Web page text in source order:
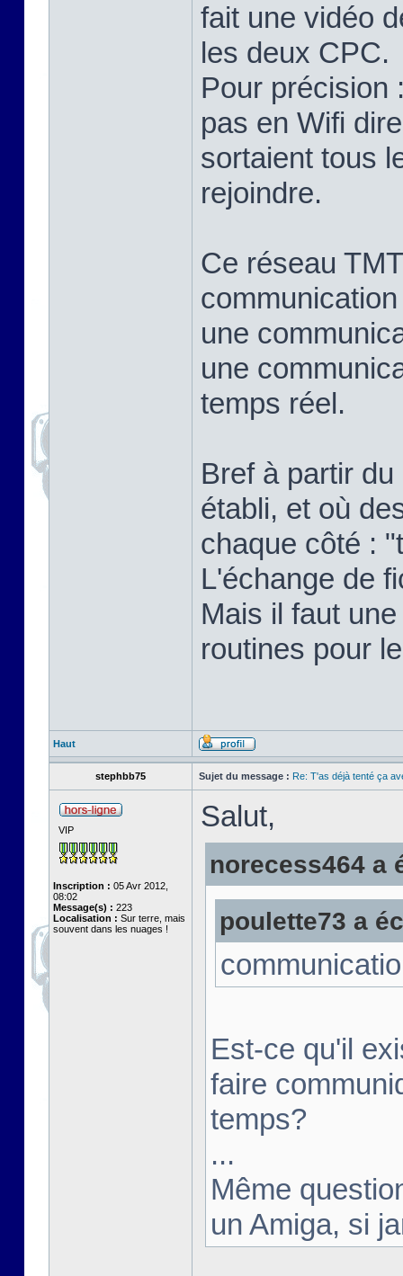
fait une vidéo
les deux CPC.
Pour précision
pas en Wifi
sortaient tous
rejoindre.
Ce réseau
une
une
temps réel.
Bref à partir
établi, et où
chaque côté :
L'échange de
Mais il faut
routines pour
Haut
stephbb75 Sujet du message : Re: T'as déjà tenté ça
VIP
Inscription : 05 Avr 2012,
08:02
Message(s) : 223
Localisation : Sur terre, mais
souvent dans les nuages !
Salut,
norecess464 a
poulette73 a
Est-ce qu'il
faire
temps?
...
Même
un Amiga, si